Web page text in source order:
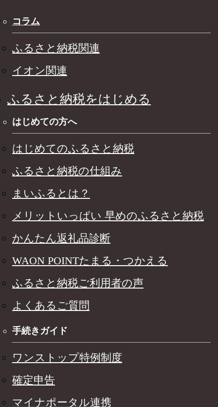
コラム
ふるさと納税関連
イオン関連
ふるさと納税をはじめる
はじめての方へ
はじめてのふるさと納税
ふるさと納税の仕組み
まいふるとは？
メリットいっぱい 早めのふるさと納税
かんたん返礼品診断
WAON POINTたまる・つかえる
ふるさと納税ご利用者の声
よくあるご質問
手続きガイド
ワンストップ特例制度
確定申告
マイナポータル連携